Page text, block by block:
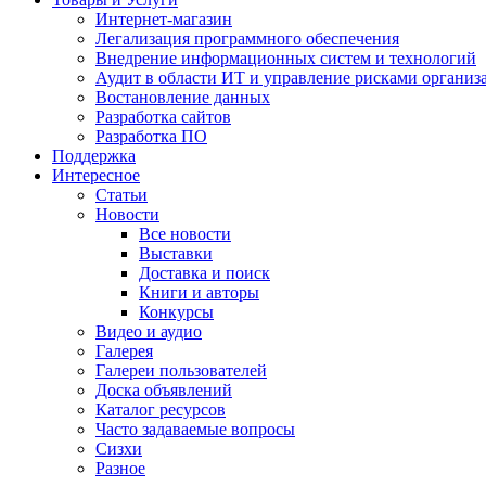
Интернет-магазин
Легализация программного обеспечения
Внедрение информационных систем и технологий
Аудит в области ИТ и управление рисками
Востановление данных
Разработка сайтов
Разработка ПО
Поддержка
Интересное
Статьи
Новости
Все новости
Выставки
Доставка и поиск
Книги и авторы
Конкурсы
Видео и аудио
Галерея
Галереи пользователей
Доска объявлений
Каталог ресурсов
Часто задаваемые вопросы
Сизхи
Разное